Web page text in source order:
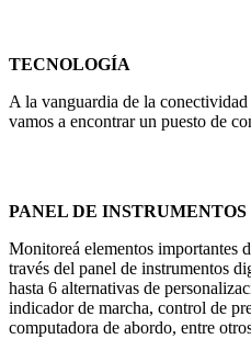
TECNOLOGÍA
A la vanguardia de la
vamos a encontrar un puesto de
PANEL DE
Monitoreá elementos importantes
través del panel de instrumentos
hasta 6 alternativas de
indicador de marcha, control de
computadora de abordo, entre